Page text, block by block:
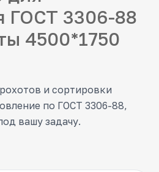
ГОСТ 3306-88
4500*1750
и сортировки
по ГОСТ 3306-88,
вашу задачу.